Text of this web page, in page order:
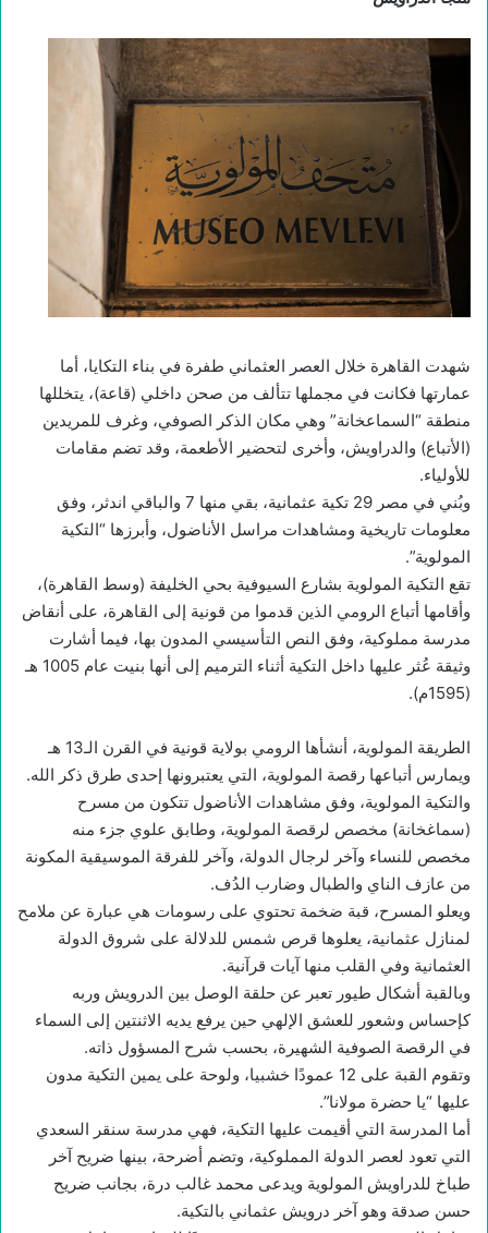
شهدت القاهرة خلال العصر العثماني طفرة في بناء التكايا، أما
عمارتها فكانت في مجملها تتألف من صحن داخلي (قاعة)، يتخللها
منطقة “السماعخانة” وهي مكان الذكر الصوفي، وغرف للمريدين
(الأتباع) والدراويش، وأخرى لتحضير الأطعمة، وقد تضم مقامات
للأولياء.
وبُني في مصر 29 تكية عثمانية، بقي منها 7 والباقي اندثر، وفق
معلومات تاريخية ومشاهدات مراسل الأناضول، وأبرزها “التكية
المولوية”.
تقع التكية المولوية بشارع السيوفية بحي الخليفة (وسط القاهرة)،
وأقامها أتباع الرومي الذين قدموا من قونية إلى القاهرة، على أنقاض
مدرسة مملوكية، وفق النص التأسيسي المدون بها، فيما أشارت
وثيقة عُثر عليها داخل التكية أثناء الترميم إلى أنها بنيت عام 1005 هـ
(1595م).
الطريقة المولوية، أنشأها الرومي بولاية قونية في القرن الـ13 هـ
ويمارس أتباعها رقصة المولوية، التي يعتبرونها إحدى طرق ذكر الله.
والتكية المولوية، وفق مشاهدات الأناضول تتكون من مسرح
(سماغخانة) مخصص لرقصة المولوية، وطابق علوي جزء منه
مخصص للنساء وآخر لرجال الدولة، وآخر للفرقة الموسيقية المكونة
من عازف الناي والطبال وضارب الدُف.
ويعلو المسرح، قبة ضخمة تحتوي على رسومات هي عبارة عن ملامح
لمنازل عثمانية، يعلوها قرص شمس للدلالة على شروق الدولة
العثمانية وفي القلب منها آيات قرآنية.
وبالقبة أشكال طيور تعبر عن حلقة الوصل بين الدرويش وربه
كإحساس وشعور للعشق الإلهي حين يرفع يديه الاثنتين إلى السماء
في الرقصة الصوفية الشهيرة، بحسب شرح المسؤول ذاته.
وتقوم القبة على 12 عمودًا خشبيا، ولوحة على يمين التكية مدون
عليها “يا حضرة مولانا”.
أما المدرسة التي أقيمت عليها التكية، فهي مدرسة سنقر السعدي
التي تعود لعصر الدولة المملوكية، وتضم أضرحة، بينها ضريح آخر
طباخ للدراويش المولوية ويدعى محمد غالب درة، بجانب ضريح
حسن صدقة وهو آخر درويش عثماني بالتكية.